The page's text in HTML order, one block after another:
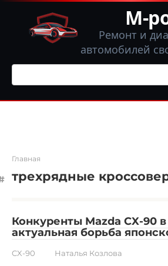
Перейти
контенту
M-
Ремонт и
автомобилей
Поиск:
Главная
трехрядные
Конкуренты Mazda CX-90
актуальная борьба
CX-90 Наталья Козлова